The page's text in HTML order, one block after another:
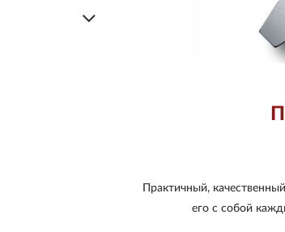
Практичный,
его с собой